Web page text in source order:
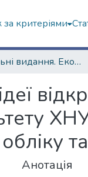
критеріями
Навчальні видання. Економічний факультет
Анотація